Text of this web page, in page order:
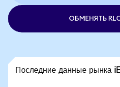
ОБМЕНЯТЬ
Последние данные рынка